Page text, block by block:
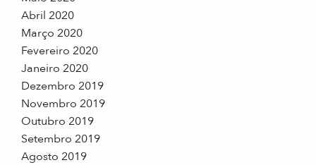
Abril 2020
Março 2020
Fevereiro 2020
Janeiro 2020
Dezembro 2019
Novembro 2019
Outubro 2019
Setembro 2019
Agosto 2019